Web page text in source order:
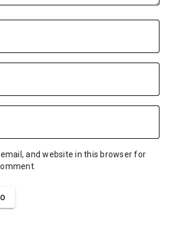
and website in this browser for